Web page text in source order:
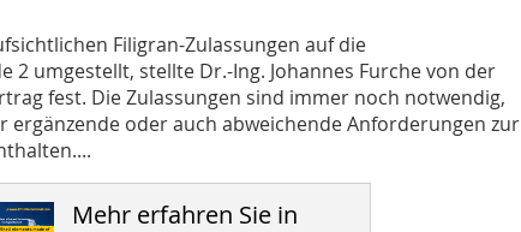
Filigran-Zulassungen auf die
2 umgestellt, stellte Dr.-Ing. Johannes Furche von der
fest. Die Zulassungen sind immer noch notwendig,
ergänzende oder auch abweichende Anforderungen zur
Mehr erfahren Sie in